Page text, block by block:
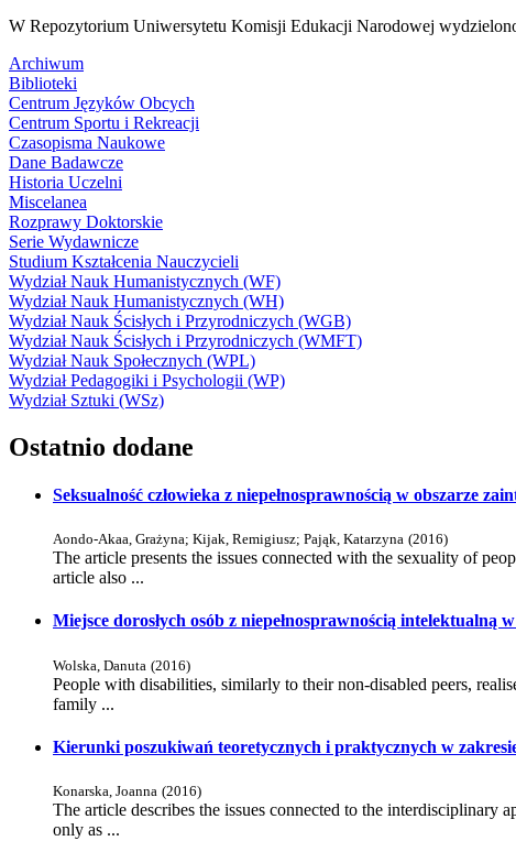
W Repozytorium Uniwersytetu Komisji Edukacji Narodowej
Archiwum
Biblioteki
Centrum Języków Obcych
Centrum Sportu i Rekreacji
Czasopisma Naukowe
Dane Badawcze
Historia Uczelni
Miscelanea
Rozprawy Doktorskie
Serie Wydawnicze
Studium Kształcenia Nauczycieli
Wydział Nauk Humanistycznych (WF)
Wydział Nauk Humanistycznych (WH)
Wydział Nauk Ścisłych i Przyrodniczych (WGB)
Wydział Nauk Ścisłych i Przyrodniczych (WMFT)
Wydział Nauk Społecznych (WPL)
Wydział Pedagogiki i Psychologii (WP)
Wydział Sztuki (WSz)
Ostatnio dodane
Seksualność człowieka z niepełnosprawnością w obszarze
Aondo-Akaa, Grażyna; Kijak, Remigiusz; Pająk, Katarzyna (2016)
The article presents the issues connected with the sexuality of
article also ...
Miejsce dorosłych osób z niepełnosprawnością intelektualną
Wolska, Danuta (2016)
People with disabilities, similarly to their non-disabled peers,
family ...
Kierunki poszukiwań teoretycznych i praktycznych w
Konarska, Joanna (2016)
The article describes the issues connected to the
only as ...